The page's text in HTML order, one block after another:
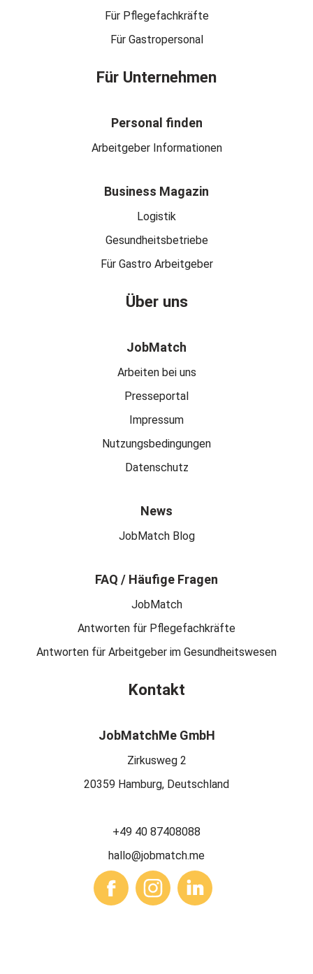
Für Pflegefachkräfte
Für Gastropersonal
Für Unternehmen
Personal finden
Arbeitgeber Informationen
Business Magazin
Logistik
Gesundheitsbetriebe
Für Gastro Arbeitgeber
Über uns
JobMatch
Arbeiten bei uns
Presseportal
Impressum
Nutzungsbedingungen
Datenschutz
News
JobMatch Blog
FAQ / Häufige Fragen
JobMatch
Antworten für Pflegefachkräfte
Antworten für Arbeitgeber im Gesundheitswesen
Kontakt
JobMatchMe GmbH
Zirkusweg 2
20359 Hamburg, Deutschland
+49 40 87408088
hallo@jobmatch.me